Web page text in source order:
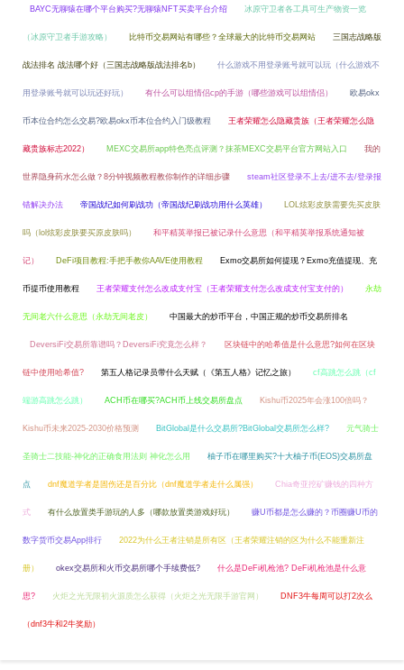
BAYC无聊猿在哪个平台购买?无聊猿NFT买卖平台介绍 冰原守卫者各工具可生产物资一览
（冰原守卫者手游攻略） 比特币交易网站有哪些？全球最大的比特币交易网站 三国志战略版
战法排名 战法哪个好（三国志战略版战法排名b） 什么游戏不用登录账号就可以玩（什么游戏不
用登录账号就可以玩还好玩） 有什么可以组情侣cp的手游（哪些游戏可以组情侣） 欧易okx
币本位合约怎么交易?欧易okx币本位合约入门级教程 王者荣耀怎么隐藏贵族（王者荣耀怎么隐
藏贵族标志2022） MEXC交易所app特色亮点评测？抹茶MEXC交易平台官方网站入口 我的
世界隐身药水怎么做？8分钟视频教程教你制作的详细步骤 steam社区登录不上去/进不去/登录报
错解决办法 帝国战纪如何刷战功（帝国战纪刷战功用什么英雄） LOL炫彩皮肤需要先买皮肤
吗（lol炫彩皮肤要买原皮肤吗） 和平精英举报已被记录什么意思（和平精英举报系统通知被
记） DeFi项目教程:手把手教你AAVE使用教程 Exmo交易所如何提现？Exmo充值提现、充
币提币使用教程 王者荣耀支付怎么改成支付宝（王者荣耀支付怎么改成支付宝支付的） 永劫
无间老六什么意思（永劫无间老皮） 中国最大的炒币平台，中国正规的炒币交易所排名
DeversiFi交易所靠谱吗？DeversiFi究竟怎么样？ 区块链中的哈希值是什么意思?如何在区块
链中使用哈希值? 第五人格记录员带什么天赋（《第五人格》记忆之旅） cf高跳怎么跳（cf
端游高跳怎么跳） ACH币在哪买?ACH币上线交易所盘点 Kishu币2025年会涨100倍吗？
Kishu币未来2025-2030价格预测 BitGlobal是什么交易所?BitGlobal交易所怎么样? 元气骑士
圣骑士二技能-神化的正确食用法则 神化怎么用 柚子币在哪里购买?十大柚子币(EOS)交易所盘
点 dnf魔道学者是固伤还是百分比（dnf魔道学者走什么属强） Chia奇亚挖矿赚钱的四种方
式 有什么放置类手游玩的人多（哪款放置类游戏好玩） 赚U币都是怎么赚的？币圈赚U币的
数字货币交易App排行 2022为什么王者注销是所有区（王者荣耀注销的区为什么不能重新注
册） okex交易所和火币交易所哪个手续费低? 什么是DeFi机枪池? DeFi机枪池是什么意
思? 火炬之光无限初火源质怎么获得（火炬之光无限手游官网） DNF3牛每周可以打2次么
（dnf3牛和2牛奖励）